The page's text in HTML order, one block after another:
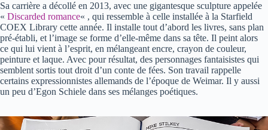
Sa carrière a décollé en 2013, avec une gigantesque sculpture appelée
« Discarded romance« , qui ressemble à celle installée à la Starfield
COEX Library cette année. Il installe tout d’abord les livres, sans plan
pré-établi, et l’image se forme d’elle-même dans sa tête. Il peint alors
ce qui lui vient à l’esprit, en mélangeant encre, crayon de couleur,
peinture et laque. Avec pour résultat, des personnages fantaisistes qui
semblent sortis tout droit d’un conte de fées. Son travail rappelle
certains expressionnistes allemands de l’époque de Weimar. Il y aussi
un peu d’Egon Schiele dans ses mélanges poétiques.